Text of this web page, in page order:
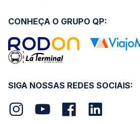
SIGA NOSSAS REDES SOCIAIS:
CONHEÇA O GRUPO QP: